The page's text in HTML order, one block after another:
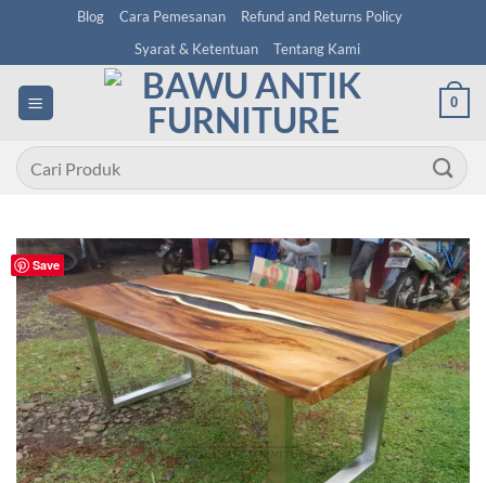
content
Blog Cara Pemesanan
Refund and Returns Policy
Syarat & Ketentuan
Tentang Kami
0
Pencarian
untuk:
Save